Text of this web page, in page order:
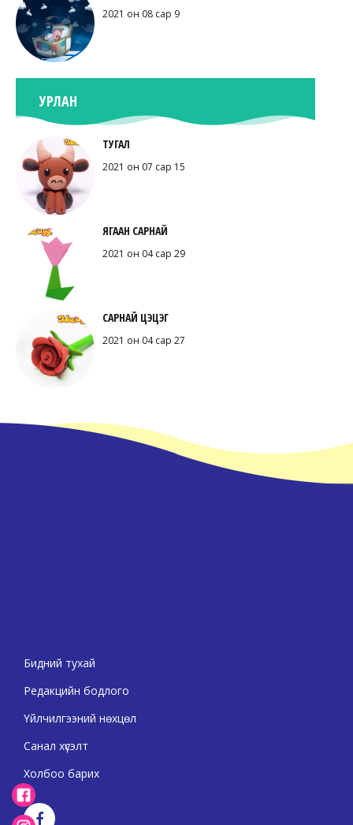
2021 он 08 сар 9
УРЛАН
ТУГАЛ
2021 он 07 сар 15
ЯГААН САРНАЙ
2021 он 04 сар 29
САРНАЙ ЦЭЦЭГ
2021 он 04 сар 27
Бидний тухай
Редакцийн бодлого
Үйлчилгээний нөхцөл
Санал хүсэлт
Холбоо барих